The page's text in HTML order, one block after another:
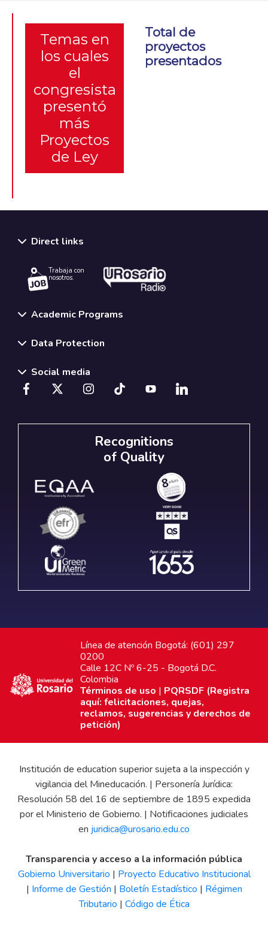
Temas en
los cuales
el
congresista
presentó
más
Proyectos
de Ley
Total de
proyectos
presentados
Direct links
Trabaja con
nosotros.
Academic Programs
Data Protection
Social media
Recognitions
of Quality
Línea de atención Bogotá: (601) 297
0200
Calle 12C Nº 6-25 - Bogotá D.C.
Colombia
Términos de uso | PQRSDF (Registra
aquí: felicitaciones, quejas,
reclamos, sugerencias y derechos de
petición)
Institución de education superior sujeta a la inspección y
vigilancia del Mineducación. | Personería Jurídica:
Resolución 58 del 16 de septiembre de 1895 expedida
por el Ministerio de Gobierno. | Notificaciones judiciales
en juridica@urosario.edu.co
Transparencia y acceso a la información pública
Gobierno Universitario | Proyecto Educativo Institucional
| Informe de Gestión | Boletín Estadístico | Régimen
Tributario | Código de Ética